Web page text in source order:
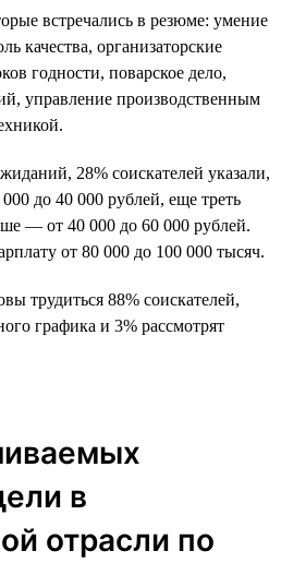
встречались в резюме: умение
качества, организаторские
годности, поварское дело,
управление производственным
28% соискателей указали,
до 40 000 рублей, еще треть
— от 40 000 до 60 000 рублей.
от 80 000 до 100 000 тысяч.
трудиться 88% соискателей,
графика и 3% рассмотрят
в
отрасли по